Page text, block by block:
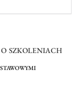
szkoleniach